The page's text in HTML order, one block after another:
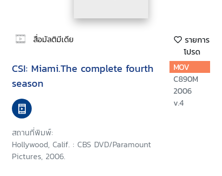
สื่อมัลติมีเดีย
รายการ
โปรด
CSI: Miami.The complete fourth
season
สถานที่พิมพ์:
Hollywood, Calif. : CBS DVD/Paramount
Pictures, 2006.
MOV
C890M
2006
v.4